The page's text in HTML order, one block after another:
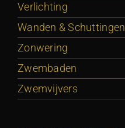
Verlichting
Wanden & Schuttingen
Zonwering
Zwembaden
Zwemvijvers